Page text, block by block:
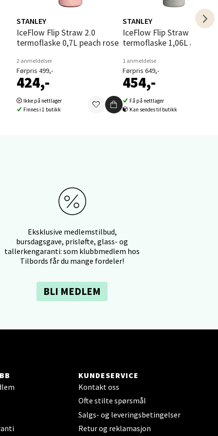
STANLEY
IceFlow Flip Straw 2.0
termoflaske 0,7L peach rose
2 anmeldelser
Førpris 499,-
424,-
Ikke på nettlager
Finnes i 1 butikk
STANLEY
IceFlow Flip Straw 2.0 Bottle
termoflaske 1,06L ash
1 anmeldelse
Førpris 649,-
454,-
Få på nettlager
Kan sendes til butikk
Eksklusive medlemstilbud,
bursdagsgave, prisløfte, glass- og
tallerkengaranti: som klubbmedlem hos
Tilbords får du mange fordeler!
BLI MEDLEM
KUNDESERVICE
Kontakt oss
Ofte stilte spørsmål
Salgs- og leveringsbetingelser
Retur og reklamasjon